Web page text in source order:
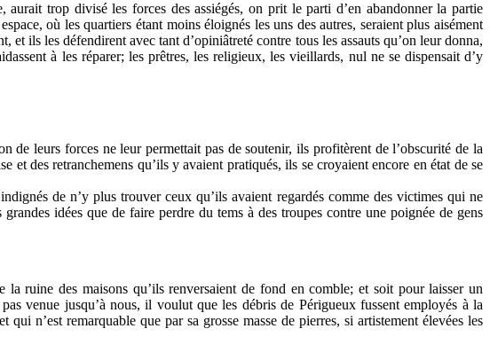
trop divisé les forces des assiégés, on prit le parti d’en abandonner la partie
où les quartiers étant moins éloignés les uns des autres, seraient plus aisément
et ils les défendirent avec tant d’opiniâtreté contre tous les assauts qu’on leur donna,
à les réparer; les prêtres, les religieux, les vieillards, nul ne se dispensait d’y
de leurs forces ne leur permettait pas de soutenir, ils profitèrent de l’obscurité de la
des retranchemens qu’ils y avaient pratiqués, ils se croyaient encore en état de se
de n’y plus trouver ceux qu’ils avaient regardés comme des victimes qui ne
idées que de faire perdre du tems à des troupes contre une poignée de gens
ruine des maisons qu’ils renversaient de fond en comble; et soit pour laisser un
venue jusqu’à nous, il voulut que les débris de Périgueux fussent employés à la
n’est remarquable que par sa grosse masse de pierres, si artistement élevées les